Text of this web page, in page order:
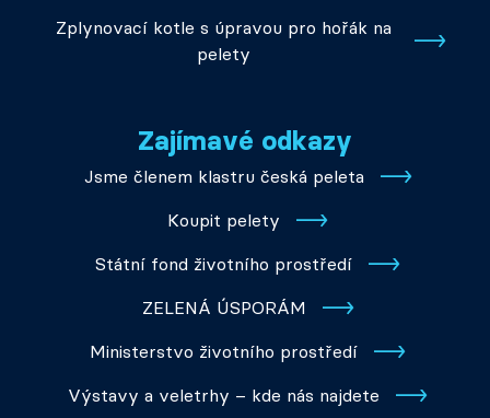
Zplynovací kotle s úpravou pro hořák na
pelety
Zajímavé odkazy
Jsme členem klastru česká peleta
Koupit pelety
Státní fond životního prostředí
ZELENÁ ÚSPORÁM
Ministerstvo životního prostředí
Výstavy a veletrhy – kde nás najdete